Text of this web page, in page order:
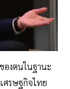
องตนในฐานะ
ศรษฐกิจไทย